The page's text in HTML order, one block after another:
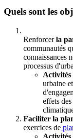
Quels sont les
Renforcerla
communautés
connaissances
processus
Activités
urbaine
effets
Faciliter la
exercices de
Activités